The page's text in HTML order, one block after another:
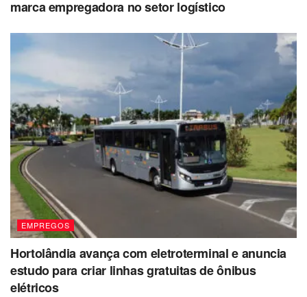
marca empregadora no setor logístico
EMPREGOS
Hortolândia avança com eletroterminal e anuncia
estudo para criar linhas gratuitas de ônibus
elétricos